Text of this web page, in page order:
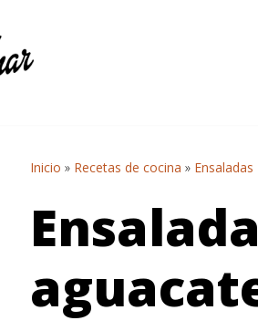
Inicio » Recetas de cocina » Ensaladas